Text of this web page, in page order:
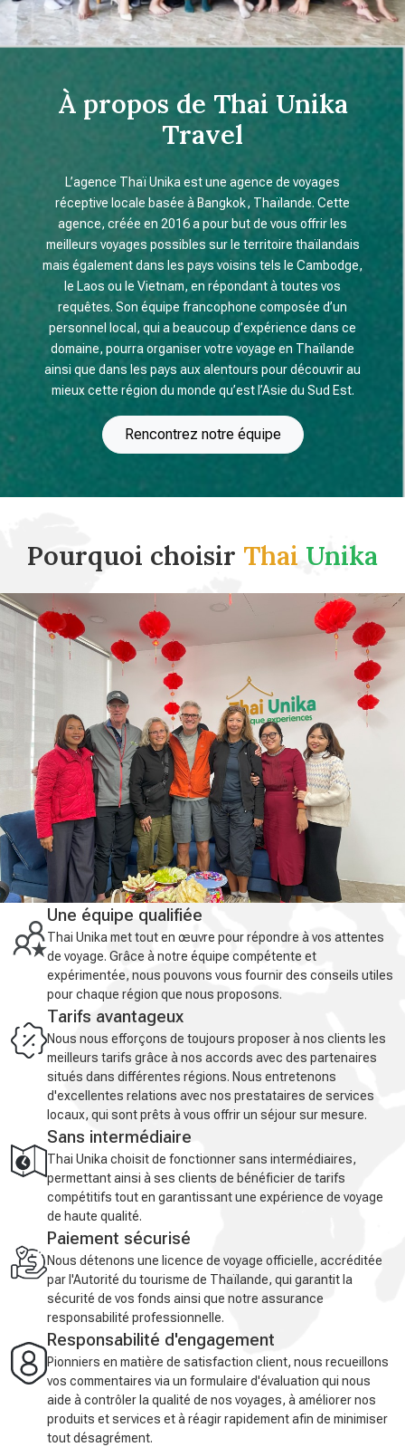
À propos de Thai Unika
Travel
L’agence Thaï Unika est une agence de voyages
réceptive locale basée à Bangkok, Thaïlande. Cette
agence, créée en 2016 a pour but de vous offrir les
meilleurs voyages possibles sur le territoire thaïlandais
mais également dans les pays voisins tels le Cambodge,
le Laos ou le Vietnam, en répondant à toutes vos
requêtes. Son équipe francophone composée d’un
personnel local, qui a beaucoup d’expérience dans ce
domaine, pourra organiser votre voyage en Thaïlande
ainsi que dans les pays aux alentours pour découvrir au
mieux cette région du monde qu’est l’Asie du Sud Est.
Rencontrez notre équipe
Une équipe qualifiée
Thai Unika met tout en œuvre pour répondre à vos attentes
de voyage. Grâce à notre équipe compétente et
expérimentée, nous pouvons vous fournir des conseils utiles
pour chaque région que nous proposons.
Tarifs avantageux
Nous nous efforçons de toujours proposer à nos clients les
meilleurs tarifs grâce à nos accords avec des partenaires
situés dans différentes régions. Nous entretenons
d'excellentes relations avec nos prestataires de services
locaux, qui sont prêts à vous offrir un séjour sur mesure.
Sans intermédiaire
Thai Unika choisit de fonctionner sans intermédiaires,
permettant ainsi à ses clients de bénéficier de tarifs
compétitifs tout en garantissant une expérience de voyage
de haute qualité.
Paiement sécurisé
Nous détenons une licence de voyage officielle, accréditée
par l'Autorité du tourisme de Thaïlande, qui garantit la
sécurité de vos fonds ainsi que notre assurance
responsabilité professionnelle.
Responsabilité d'engagement
Pionniers en matière de satisfaction client, nous recueillons
vos commentaires via un formulaire d'évaluation qui nous
aide à contrôler la qualité de nos voyages, à améliorer nos
produits et services et à réagir rapidement afin de minimiser
tout désagrément.
Pourquoi choisir Thai Unika